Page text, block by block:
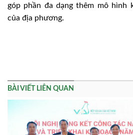
góp phần đa dạng thêm mô hình
của địa phương.
BÀI VIẾT LIÊN QUAN